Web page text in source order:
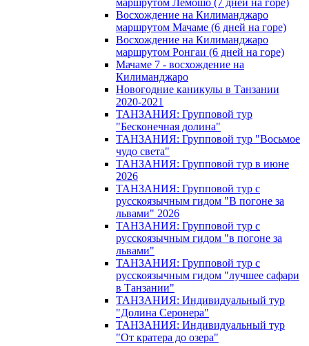
маршрутом Лемошо (7 дней на горе)
Восхождение на Килиманджаро
маршрутом Мачаме (6 дней на горе)
Восхождение на Килиманджаро
маршрутом Ронгаи (6 дней на горе)
Мачаме 7 - восхождение на
Килиманджаро
Новогодние каникулы в Танзании
2020-2021
ТАНЗАНИЯ: Групповой тур
"Бесконечная долина"
ТАНЗАНИЯ: Групповой тур "Восьмое
чудо света"
ТАНЗАНИЯ: Групповой тур в июне
2026
ТАНЗАНИЯ: Групповой тур с
русскоязычным гидом "В погоне за
львами" 2026
ТАНЗАНИЯ: Групповой тур с
русскоязычным гидом "в погоне за
львами"
ТАНЗАНИЯ: Групповой тур с
русскоязычным гидом "лучшее сафари
в Танзании"
ТАНЗАНИЯ: Индивидуальный тур
"Долина Серонера"
ТАНЗАНИЯ: Индивидуальный тур
"От кратера до озера"